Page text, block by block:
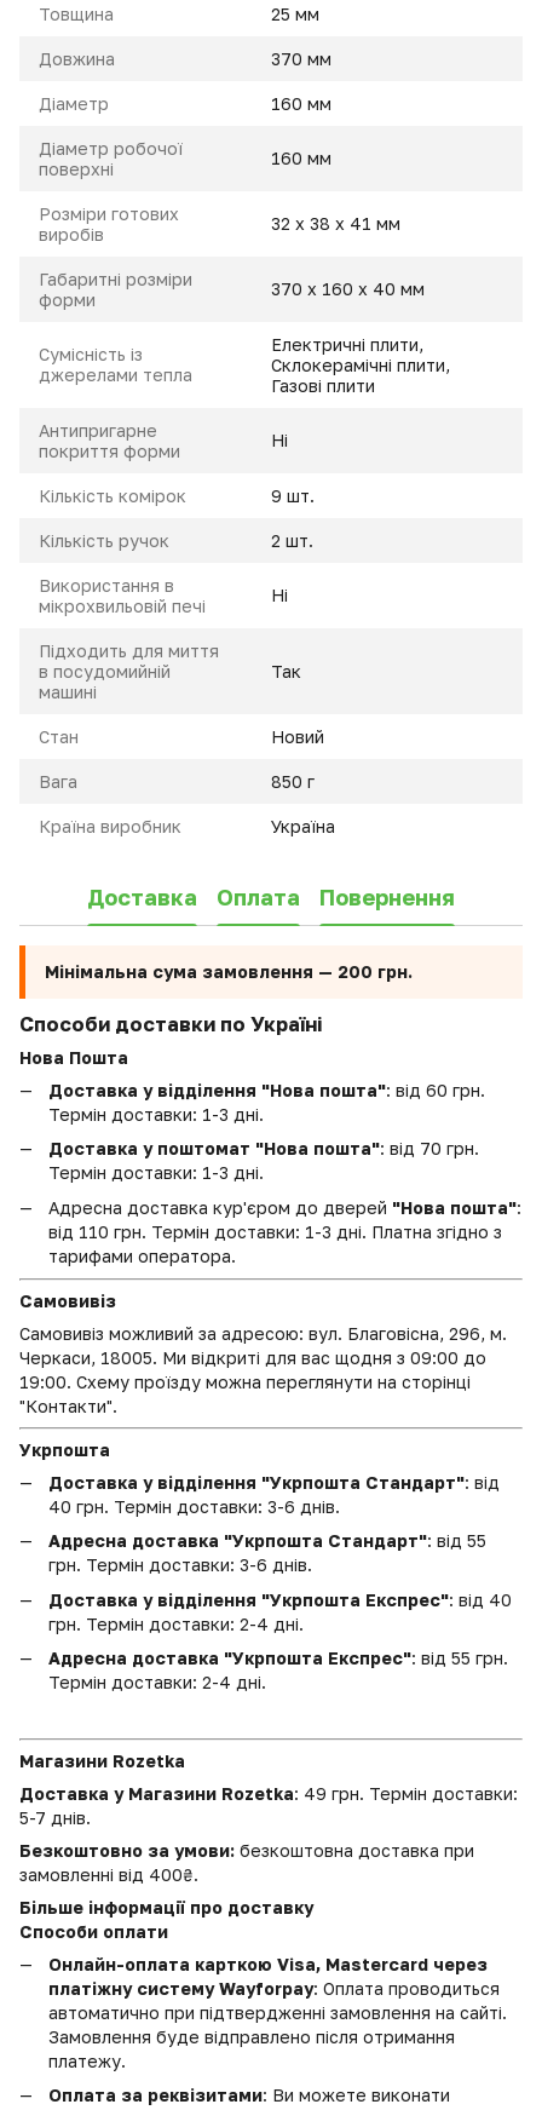
Товщина 25 мм
Довжина 370 мм
Діаметр 160 мм
Діаметр робочої
поверхні
160 мм
Розміри готових
виробів
32 х 38 х 41 мм
Габаритні розміри
форми
370 х 160 х 40 мм
Сумісність із
джерелами тепла
Електричні плити,
Склокерамічні плити,
Газові плити
Антипригарне
покриття форми
Ні
Кількість комірок 9 шт.
Кількість ручок 2 шт.
Використання в
мікрохвильовій печі
Ні
Підходить для миття
в посудомийній
машині
Так
Стан Новий
Вага 850 г
Країна виробник Україна
Доставка Оплата Повернення
Мінімальна сума замовлення — 200 грн.
Способи доставки по Україні
Нова Пошта
Доставка у відділення "Нова пошта": від 60 грн.
Термін доставки: 1-3 дні.
Доставка у поштомат "Нова пошта": від 70 грн.
Термін доставки: 1-3 дні.
Адресна доставка кур'єром до дверей "Нова пошта":
від 110 грн. Термін доставки: 1-3 дні. Платна згідно з
тарифами оператора.
Самовивіз
Самовивіз можливий за адресою: вул. Благовісна, 296, м.
Черкаси, 18005. Ми відкриті для вас щодня з 09:00 до
19:00. Схему проїзду можна переглянути на сторінці
"Контакти".
Укрпошта
Доставка у відділення "Укрпошта Стандарт": від
40 грн. Термін доставки: 3-6 днів.
Адресна доставка "Укрпошта Стандарт": від 55
грн. Термін доставки: 3-6 днів.
Доставка у відділення "Укрпошта Експрес": від 40
грн. Термін доставки: 2-4 дні.
Адресна доставка "Укрпошта Експрес": від 55 грн.
Термін доставки: 2-4 дні.
Магазини Rozetka
Доставка у Магазини Rozetka: 49 грн. Термін доставки:
5-7 днів.
Безкоштовно за умови: безкоштовна доставка при
замовленні від 400₴.
Більше інформації про доставку
Способи оплати
Онлайн-оплата карткою Visa, Mastercard через
платіжну систему Wayforpay: Оплата проводиться
автоматично при підтвердженні замовлення на сайті.
Замовлення буде відправлено після отримання
платежу.
Оплата за реквізитами: Ви можете виконати